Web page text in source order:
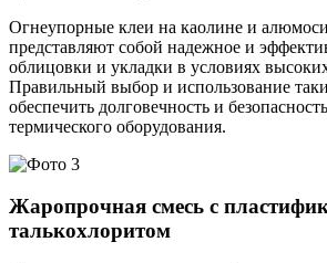
Огнеупорные клеи на каолине и
представляют собой надежное и
облицовки и укладки в условиях
Правильный выбор и использование
обеспечить долговечность и
термического оборудования.
Жаропрочная смесь с
талькохлоритом